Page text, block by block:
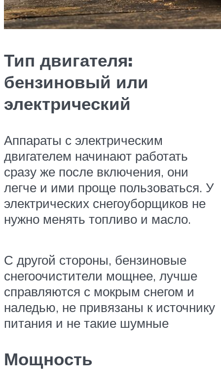
Тип двигателя:
бензиновый или
электрический
Аппараты с электрическим
двигателем начинают работать
сразу же после включения, они
легче и ими проще пользоваться. У
электрических снегоуборщиков не
нужно менять топливо и масло.
С другой стороны, бензиновые
снегоочистители мощнее, лучше
справляются с мокрым снегом и
наледью, не привязаны к источнику
питания и не такие шумные
Мощность